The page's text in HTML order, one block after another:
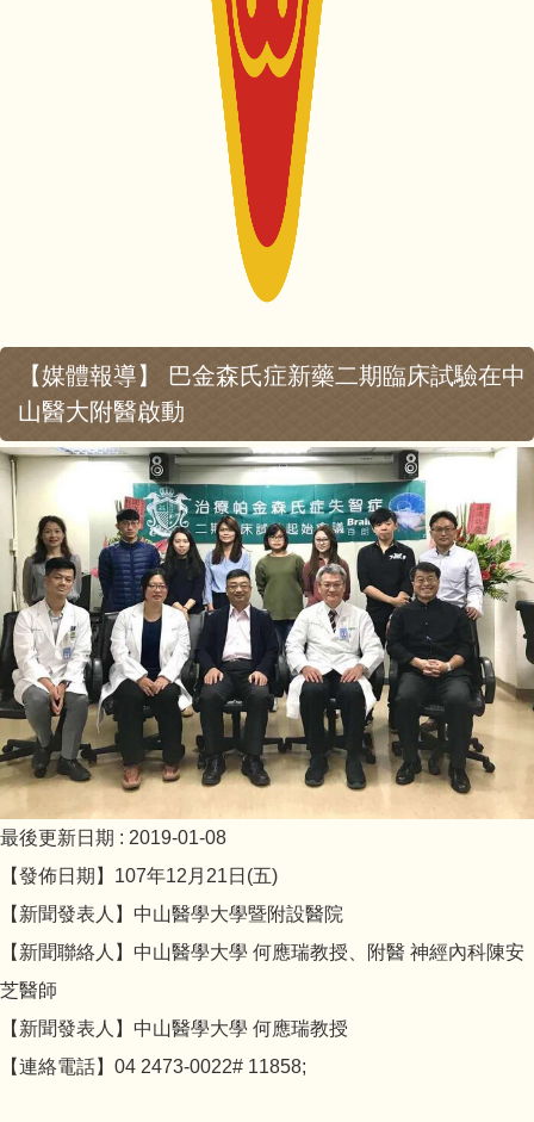
【媒體報導】 巴金森氏症新藥二期臨床試驗在中
山醫大附醫啟動
最後更新日期 : 2019-01-08
【發佈日期】107年12月21日(五)
【新聞發表人】中山醫學大學暨附設醫院
【新聞聯絡人】中山醫學大學 何應瑞教授、附醫 神經內科陳安
芝醫師
【新聞發表人】中山醫學大學 何應瑞教授
【連絡電話】04 2473-0022# 11858;